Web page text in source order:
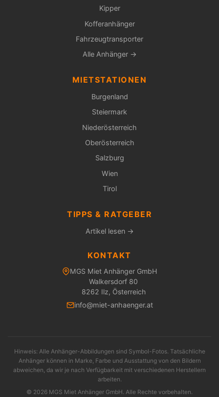
Kipper
Kofferanhänger
Fahrzeugtransporter
Alle Anhänger →
MIETSTATIONEN
Burgenland
Steiermark
Niederösterreich
Oberösterreich
Salzburg
Wien
Tirol
TIPPS & RATGEBER
Artikel lesen →
KONTAKT
MGS Miet Anhänger GmbH
Walkersdorf 80
8262 Ilz, Österreich
info@miet-anhaenger.at
Hinweis: Alle Anhänger-Abbildungen sind Symbol-Fotos. Tatsächliche
Anhänger können in Marke, Farbe und Ausstattung von den Bildern
abweichen, da wir je nach Verfügbarkeit mit verschiedenen Herstellern
arbeiten.
© 2026 MGS Miet Anhänger GmbH. Alle Rechte vorbehalten.